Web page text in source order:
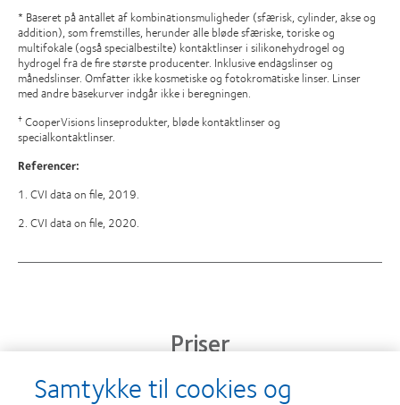
* Baseret på antallet af kombinationsmuligheder (sfærisk, cylinder, akse og
addition), som fremstilles, herunder alle bløde sfæriske, toriske og
multifokale (også specialbestilte) kontaktlinser i silikonehydrogel og
hydrogel fra de fire største producenter. Inklusive endagslinser og
månedslinser. Omfatter ikke kosmetiske og fotokromatiske linser. Linser
med andre basekurver indgår ikke i beregningen.
† CooperVisions linseprodukter, bløde kontaktlinser og
specialkontaktlinser.
Referencer:
1. CVI data on file, 2019.
2. CVI data on file, 2020.
Priser
Samtykke til cookies og